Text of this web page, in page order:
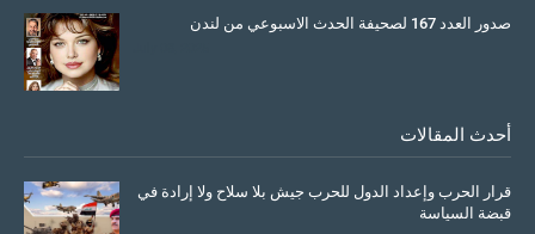
صدور العدد 167 لصحيفة الحدث الاسبوعي من لندن
أحدث المقالات
قرار الحرب وإعداد الدول للحرب جيش بلا سلاح ولا إرادة في
قبضة السياسة